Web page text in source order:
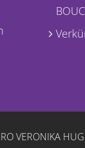
VERONIKA